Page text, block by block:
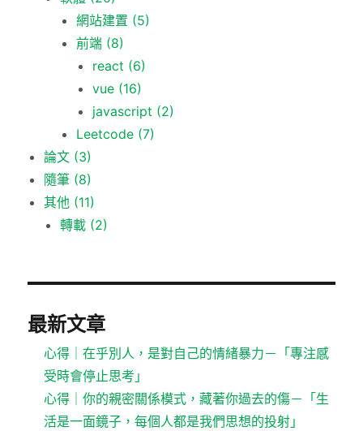
網站建置 (5)
前端 (8)
react (6)
vue (16)
javascript (2)
Leetcode (7)
論文 (3)
隨筆 (8)
其他 (11)
轉載 (2)
最新文章
心得｜在乎別人，是對自己的情緒暴力－「專注感
受時會停止思考」
心得｜你的親密關係模式，藏著你過去的傷－「生
活是一面鏡子，每個人都是我們思想的投射」